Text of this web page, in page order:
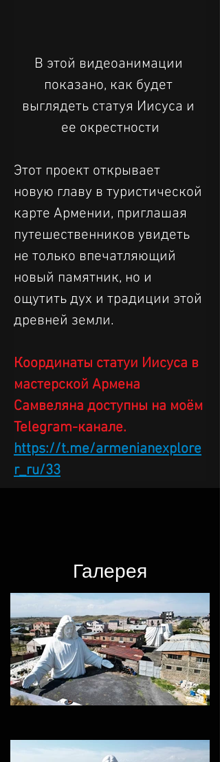
В этой видеоанимации
показано, как будет
выглядеть статуя Иисуса и
ее окрестности
Этот проект открывает
новую главу в туристической
карте Армении, приглашая
путешественников увидеть
не только впечатляющий
новый памятник, но и
ощутить дух и традиции этой
древней земли.
Координаты статуи Иисуса в
мастерской Армена
Самвеляна доступны на моём
Telegram-канале.
https://t.me/armenianexplore
r_ru/33
Галерея​